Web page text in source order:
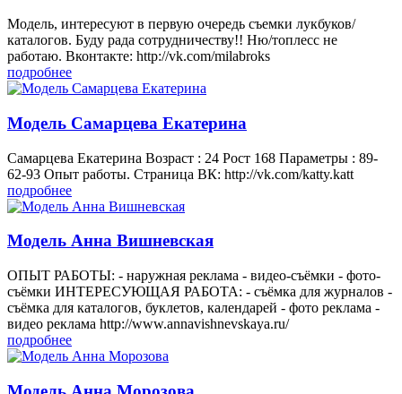
Модель, интересуют в первую очередь съемки лукбуков/
каталогов. Буду рада сотрудничеству!! Ню/топлесс не
работаю. Вконтакте: http://vk.com/milabroks
подробнее
Модель Самарцева Екатерина
Самарцева Екатерина Возраст : 24 Рост 168 Параметры : 89-
62-93 Опыт работы. Страница ВК: http://vk.com/katty.katt
подробнее
Модель Анна Вишневская
ОПЫТ РАБОТЫ: - наружная реклама - видео-съёмки - фото-
съёмки ИНТЕРЕСУЮЩАЯ РАБОТА: - съёмка для журналов -
съёмка для каталогов, буклетов, календарей - фото реклама -
видео реклама http://www.annavishnevskaya.ru/
подробнее